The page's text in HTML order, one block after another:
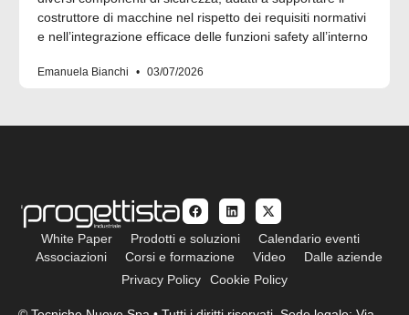
costruttore di macchine nel rispetto dei requisiti normativi
e nell’integrazione efficace delle funzioni safety all’interno
Emanuela Bianchi 03/07/2026
White Paper Prodotti e soluzioni
Calendario eventi
Associazioni
Corsi e formazione Video
Dalle aziende
Privacy Policy
Cookie Policy